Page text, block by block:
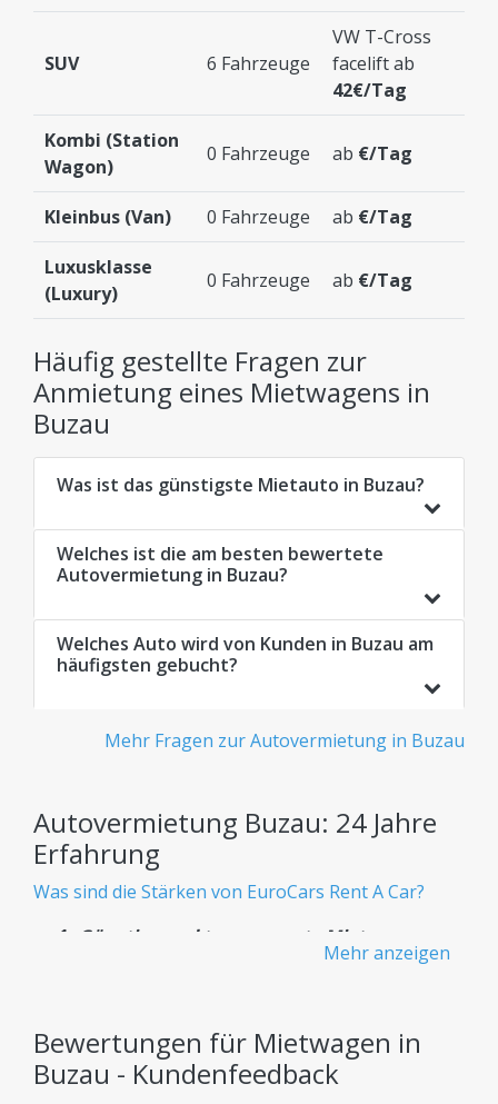
SUV 6 Fahrzeuge
VW T-Cross
facelift ab
42€/Tag
Kombi (Station
Wagon)
0 Fahrzeuge ab €/Tag
Kleinbus (Van) 0 Fahrzeuge ab €/Tag
Luxusklasse
(Luxury)
0 Fahrzeuge ab €/Tag
Häufig gestellte Fragen zur
Anmietung eines Mietwagens in
Buzau
Was ist das günstigste Mietauto in Buzau?
Welches ist die am besten bewertete
Autovermietung in Buzau?
Welches Auto wird von Kunden in Buzau am
häufigsten gebucht?
Mehr Fragen zur Autovermietung in Buzau
Autovermietung Buzau: 24 Jahre
Erfahrung
Was sind die Stärken von EuroCars Rent A Car?
Günstige und transparente Mietwagen -
Keine versteckten Gebühren
– ohne versteckte Kosten.
Riesige Flotte
Mehr anzeigen
Bewertungen für Mietwagen in
Buzau - Kundenfeedback